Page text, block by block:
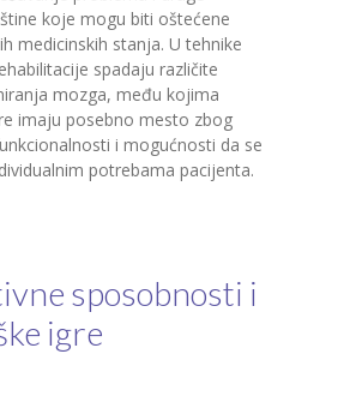
koje mogu biti oštećene
medicinskih stanja. U tehnike
spadaju različite
mozga, među kojima
imaju posebno mesto zbog
i mogućnosti da se
potrebama pacijenta.
sposobnosti i
igre